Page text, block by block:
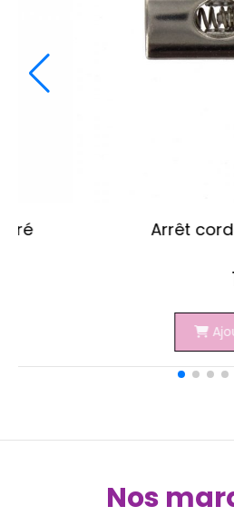
Arrêt cordon métal
Ajouter au
Nos